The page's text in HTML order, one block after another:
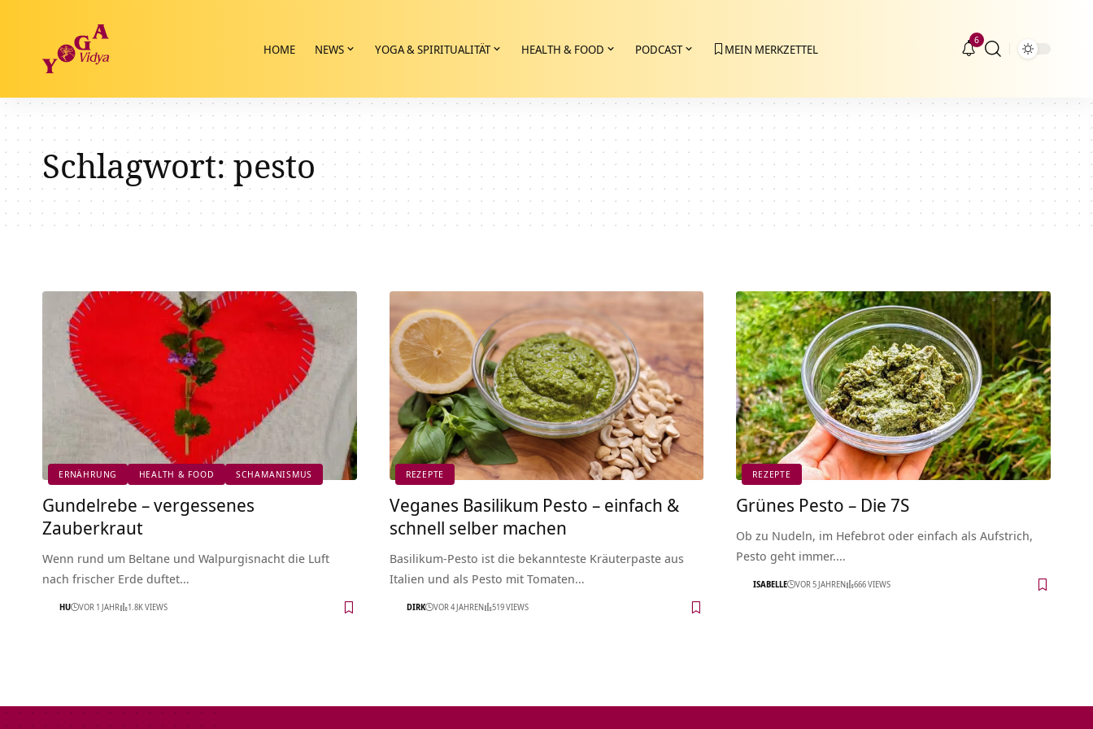
HOME NEWS YOGA & SPIRITUALITÄT HEALTH & FOOD PODCAST MEIN MERKZETTEL
6
Schlagwort:pesto
ERNÄHRUNG HEALTH & FOOD SCHAMANISMUS
Gundelrebe – vergessenes
Zauberkraut
Wenn rund um Beltane und Walpurgisnacht die Luft
nach frischer Erde duftet…
HU VOR 1 JAHR 1.8K VIEWS
REZEPTE
Veganes Basilikum Pesto – einfach &
schnell selber machen
Basilikum-Pesto ist die bekannteste Kräuterpaste aus
Italien und als Pesto mit Tomaten…
DIRK VOR 4 JAHREN 519 VIEWS
REZEPTE
Grünes Pesto – Die 7S
Ob zu Nudeln, im Hefebrot oder einfach als Aufstrich,
Pesto geht immer.…
ISABELLE VOR 5 JAHREN 666 VIEWS